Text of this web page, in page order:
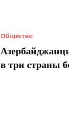
Общество
в три страны